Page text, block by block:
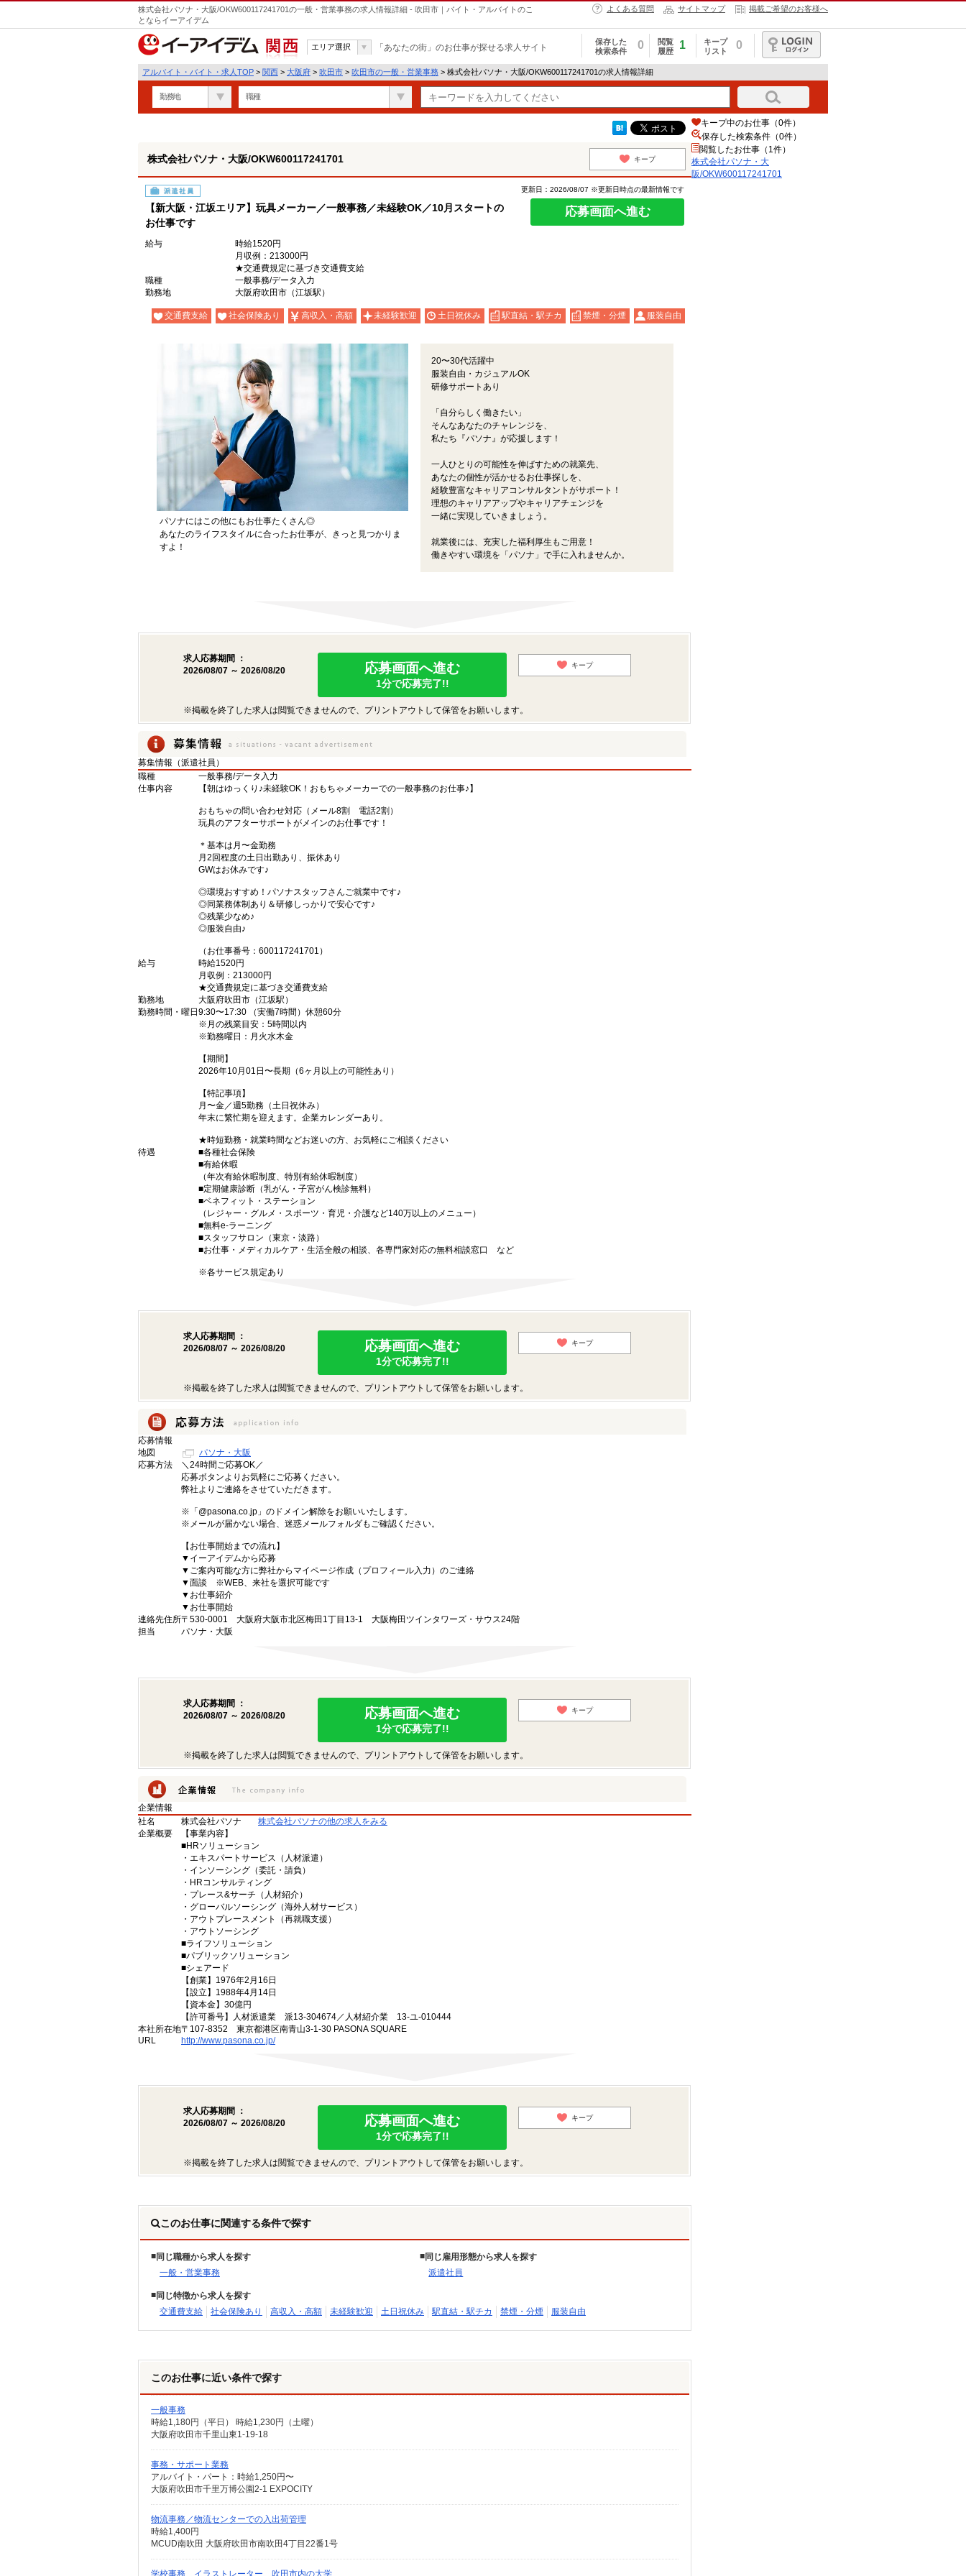
株式会社パソナ・大阪/OKW600117241701の一般・営業事務の求人情報詳細 - 吹田市｜バイト・アルバイトのこ
とならイーアイデム
よくある質問 サイトマップ 掲載ご希望のお客様へ
関西
エリア選択 「あなたの街」のお仕事が探せる求人サイト
保存した
検索条件
0
閲覧
履歴
1
キープ
リスト
0
ログイン
アルバイト・バイト・求人TOP > 関西 > 大阪府 > 吹田市 > 吹田市の一般・営業事務 > 株式会社パソナ・大阪/OKW600117241701の求人情報詳細
勤務地 職種
株式会社パソナ・大阪/OKW600117241701 キープ
派遣社員
【新大阪・江坂エリア】玩具メーカー／一般事務／未経験OK／10月スタートの
お仕事です
更新日：2026/08/07 ※更新日時点の最新情報です
応募画面へ進む
給与
時給1520円
月収例：213000円
★交通費規定に基づき交通費支給
職種
一般事務/データ入力
勤務地
大阪府吹田市（江坂駅）
交通費支給 社会保険あり 高収入・高額 未経験歓迎 土日祝休み 駅直結・駅チカ 禁煙・分煙 服装自由
パソナにはこの他にもお仕事たくさん◎
あなたのライフスタイルに合ったお仕事が、きっと見つかりま
すよ！
20〜30代活躍中
服装自由・カジュアルOK
研修サポートあり
「自分らしく働きたい」
そんなあなたのチャレンジを、
私たち『パソナ』が応援します！
一人ひとりの可能性を伸ばすための就業先、
あなたの個性が活かせるお仕事探しを、
経験豊富なキャリアコンサルタントがサポート！
理想のキャリアアップやキャリアチェンジを
一緒に実現していきましょう。
就業後には、充実した福利厚生もご用意！
働きやすい環境を「パソナ」で手に入れませんか。
求人応募期間 ：
2026/08/07 ～ 2026/08/20
応募画面へ進む
1分で応募完了!!
キープ
※掲載を終了した求人は閲覧できませんので、プリントアウトして保管をお願いします。
募集情報（派遣社員）
職種
一般事務/データ入力
仕事内容
【朝はゆっくり♪未経験OK！おもちゃメーカーでの一般事務のお仕事♪】
おもちゃの問い合わせ対応（メール8割 電話2割）
玩具のアフターサポートがメインのお仕事です！
＊基本は月〜金勤務
月2回程度の土日出勤あり、振休あり
GWはお休みです♪
◎環境おすすめ！パソナスタッフさんご就業中です♪
◎同業務体制あり＆研修しっかりで安心です♪
◎残業少なめ♪
◎服装自由♪
（お仕事番号：600117241701）
給与
時給1520円
月収例：213000円
★交通費規定に基づき交通費支給
勤務地
大阪府吹田市（江坂駅）
勤務時間・曜日 9:30〜17:30 （実働7時間）休憩60分
※月の残業目安：5時間以内
※勤務曜日：月火水木金
【期間】
2026年10月01日〜長期（6ヶ月以上の可能性あり）
【特記事項】
月〜金／週5勤務（土日祝休み）
年末に繁忙期を迎えます。企業カレンダーあり。
★時短勤務・就業時間などお迷いの方、お気軽にご相談ください
待遇
■各種社会保険
■有給休暇
（年次有給休暇制度、特別有給休暇制度）
■定期健康診断（乳がん・子宮がん検診無料）
■ベネフィット・ステーション
（レジャー・グルメ・スポーツ・育児・介護など140万以上のメニュー）
■無料e-ラーニング
■スタッフサロン（東京・淡路）
■お仕事・メディカルケア・生活全般の相談、各専門家対応の無料相談窓口 など
※各サービス規定あり
求人応募期間 ：
2026/08/07 ～ 2026/08/20
応募画面へ進む
1分で応募完了!!
キープ
※掲載を終了した求人は閲覧できませんので、プリントアウトして保管をお願いします。
応募情報
地図
パソナ・大阪
応募方法
＼24時間ご応募OK／
応募ボタンよりお気軽にご応募ください。
弊社よりご連絡をさせていただきます。
※「@pasona.co.jp」のドメイン解除をお願いいたします。
※メールが届かない場合、迷惑メールフォルダもご確認ください。
【お仕事開始までの流れ】
▼イーアイデムから応募
▼ご案内可能な方に弊社からマイページ作成（プロフィール入力）のご連絡
▼面談 ※WEB、来社を選択可能です
▼お仕事紹介
▼お仕事開始
連絡先住所〒530-0001 大阪府大阪市北区梅田1丁目13-1 大阪梅田ツインタワーズ・サウス24階
担当
パソナ・大阪
求人応募期間 ：
2026/08/07 ～ 2026/08/20
応募画面へ進む
1分で応募完了!!
キープ
※掲載を終了した求人は閲覧できませんので、プリントアウトして保管をお願いします。
企業情報
社名
株式会社パソナ
株式会社パソナの他の求人をみる
企業概要
【事業内容】
■HRソリューション
・エキスパートサービス（人材派遣）
・インソーシング（委託・請負）
・HRコンサルティング
・プレース&サーチ（人材紹介）
・グローバルソーシング（海外人材サービス）
・アウトプレースメント（再就職支援）
・アウトソーシング
■ライフソリューション
■パブリックソリューション
■シェアード
【創業】1976年2月16日
【設立】1988年4月14日
【資本金】30億円
【許可番号】人材派遣業 派13-304674／人材紹介業 13-ユ-010444
本社所在地〒107-8352 東京都港区南青山3-1-30 PASONA SQUARE
URL
http://www.pasona.co.jp/
求人応募期間 ：
2026/08/07 ～ 2026/08/20
応募画面へ進む
1分で応募完了!!
キープ
※掲載を終了した求人は閲覧できませんので、プリントアウトして保管をお願いします。
このお仕事に関連する条件で探す
同じ職種から求人を探す
一般・営業事務
同じ雇用形態から求人を探す
派遣社員
同じ特徴から求人を探す
交通費支給
社会保険あり 高収入・高額 未経験歓迎 土日祝休み 駅直結・駅チカ 禁煙・分煙 服装自由
このお仕事に近い条件で探す
一般事務
時給1,180円（平日） 時給1,230円（土曜）
大阪府吹田市千里山東1-19-18
事務・サポート業務
アルバイト・パート：時給1,250円〜
大阪府吹田市千里万博公園2-1 EXPOCITY
物流事務／物流センターでの入出荷管理
時給1,400円
MCUD南吹田 大阪府吹田市南吹田4丁目22番1号
学校事務 イラストレーター 吹田市内の大学
キープ中のお仕事（0件）
保存した検索条件（0件）
閲覧したお仕事（1件）
株式会社パソナ・大
阪/OKW600117241701